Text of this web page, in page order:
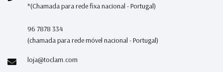
*(Chamada para rede fixa nacional - Portugal)
96 7878 334
(chamada para rede móvel nacional - Portugal)
loja@toclam.com